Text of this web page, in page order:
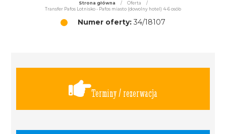
Strona główna / Oferta
/
Transfer Pafos Lotnisko - Pafos miasto (dowolny hotel) 4-6 osób
Numer oferty: 34/18107
Terminy / rezerwacja